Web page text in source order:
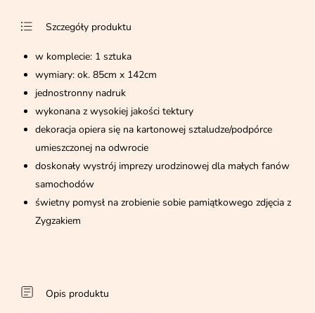
Szczegóły produktu
w komplecie: 1 sztuka
wymiary: ok. 85cm x 142cm
jednostronny nadruk
wykonana z wysokiej jakości tektury
dekoracja opiera się na kartonowej sztaludze/podpórce
umieszczonej na odwrocie
doskonały wystrój imprezy urodzinowej dla małych fanów
samochodów
świetny pomysł na zrobienie sobie pamiątkowego zdjęcia z
Zygzakiem
Opis produktu